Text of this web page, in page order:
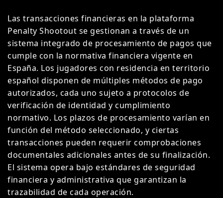
Las transacciones financieras en la plataforma
Penalty Shootout se gestionan a través de un
sistema integrado de procesamiento de pagos que
cumple con la normativa financiera vigente en
España. Los jugadores con residencia en territorio
español disponen de múltiples métodos de pago
autorizados, cada uno sujeto a protocolos de
verificación de identidad y cumplimiento
normativo. Los plazos de procesamiento varían en
función del método seleccionado, y ciertas
transacciones pueden requerir comprobaciones
documentales adicionales antes de su finalización.
El sistema opera bajo estándares de seguridad
financiera y administrativa que garantizan la
trazabilidad de cada operación.